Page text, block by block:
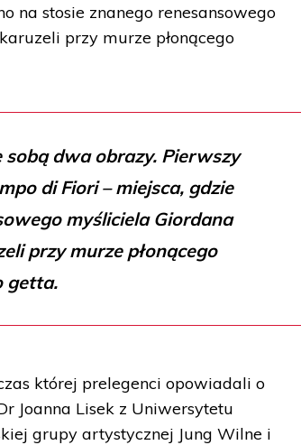
na stosie znanego renesansowego
przy murze płonącego
sobą dwa obrazy. Pierwszy
di Fiori – miejsca, gdzie
myśliciela Giordana
przy murze płonącego
getta.
której prelegenci opowiadali o
Joanna Lisek z Uniwersytetu
grupy artystycznej Jung Wilne i